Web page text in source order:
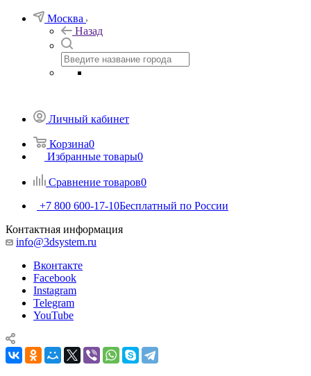
Москва
Назад
Личный кабинет
Корзина0
Избранные товары0
Сравнение товаров0
+7 800 600-17-10Бесплатный по России
Контактная информация
info@3dsystem.ru
Вконтакте
Facebook
Instagram
Telegram
YouTube